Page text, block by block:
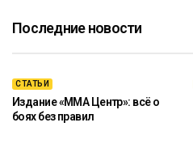
Последние новости
СТАТЬИ
Издание «ММА Центр»: всё о
боях без правил